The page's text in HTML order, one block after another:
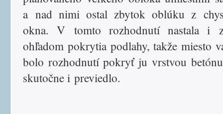
a nad nimi ostal zbytok oblúku z
okna. V tomto rozhodnutí nastala i
ohľadom pokrytia podlahy, takže miesto
bolo rozhodnutí pokryť ju vrstvou
skutočne i previedlo.